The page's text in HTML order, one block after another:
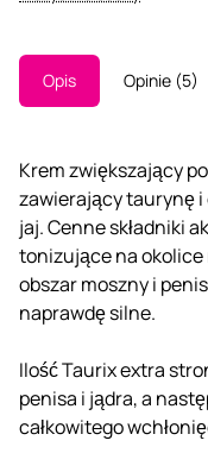
Opis Opinie 5
Krem zwiększający
zawierający taurynę
jaj. Cenne składniki
tonizujące na
obszar moszny i
naprawdę silne.
Ilość Taurix extra
penisa i jądra, a
całkowitego